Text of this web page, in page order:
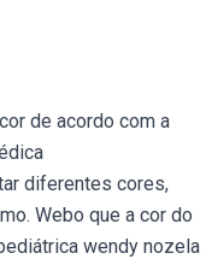
de acordo com a
diferentes cores,
Webo que a cor do
wendy nozela